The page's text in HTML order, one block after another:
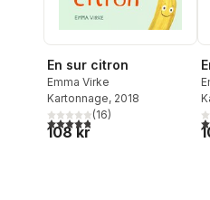
En sur citron
Emma Virke
Kartonnage, 2018
4,8utav 5 stjärnor. Totalt antal
(16)
108 kr